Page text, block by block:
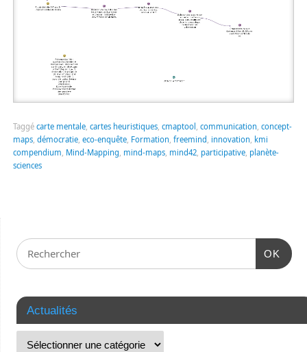
Taggé carte mentale, cartes heuristiques, cmaptool communication concept-
maps, démocratie, eco-enquête, Formation freemind innovation kmi
compendium Mind-Mapping mind-maps, mind42, participative, planète-
sciences
OK
Actualités